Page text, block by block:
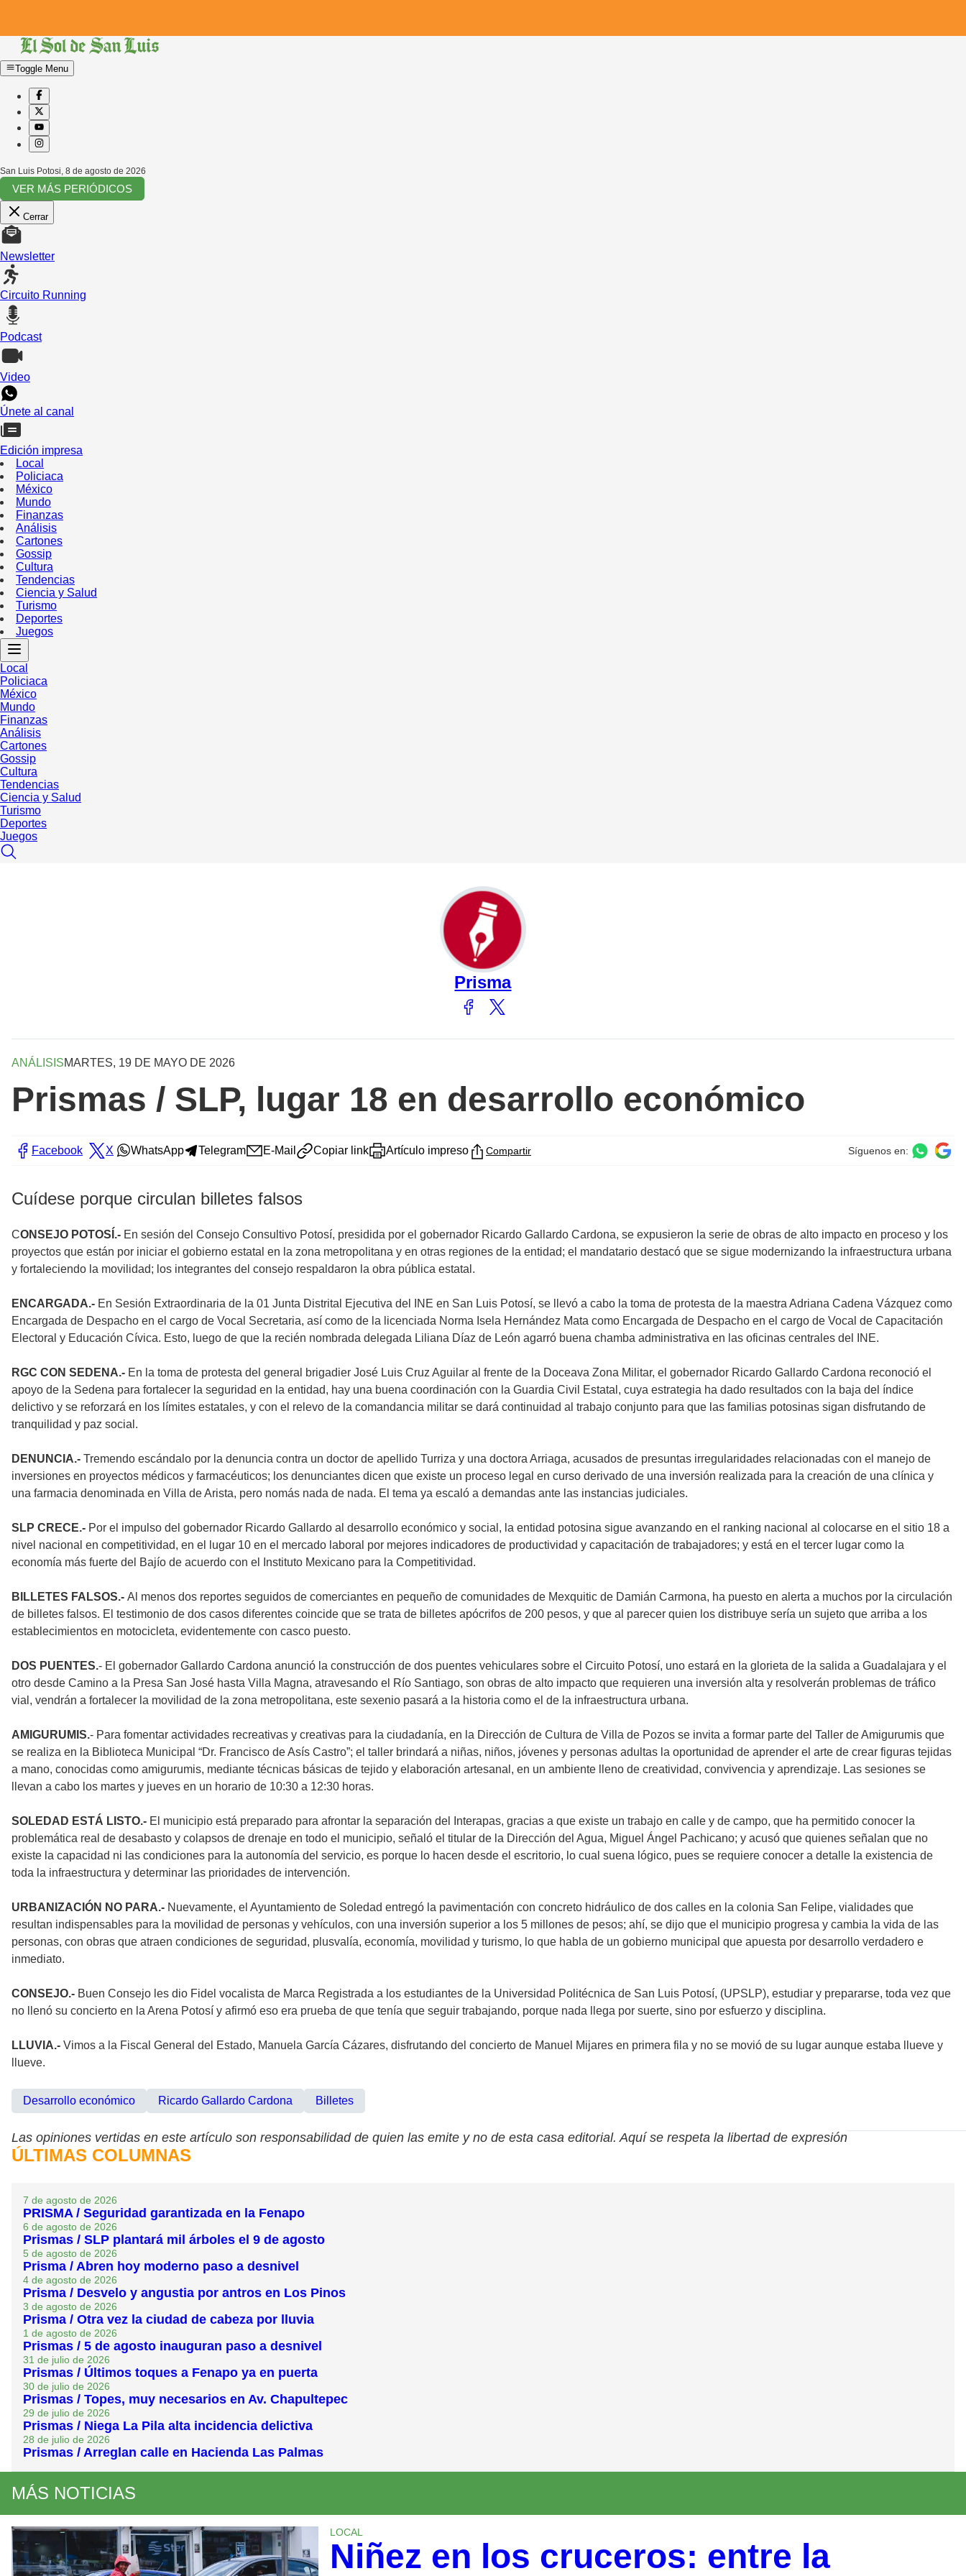
Toggle Menu
San Luis Potosi 8 de agosto de 2026
VER MÁS PERIÓDICOS
Cerrar
Newsletter
Circuito Running
Podcast
Video
Únete al canal
Edición impresa
Local
Policiaca
México
Mundo
Finanzas
Análisis
Cartones
Gossip
Cultura
Tendencias
Ciencia y Salud
Turismo
Deportes
Juegos
Local
Policiaca
México
Mundo
Finanzas
Análisis
Cartones
Gossip
Cultura
Tendencias
Ciencia y Salud
Turismo
Deportes
Juegos
Prisma
ANÁLISISMARTES, 19 DE MAYO DE 2026
Prismas / SLP, lugar 18 en desarrollo económico
Facebook X WhatsApp Telegram E-Mail Copiar link Artículo impreso Compartir Síguenos en:
Cuídese porque circulan billetes falsos
CONSEJO POTOSÍ.- En sesión del Consejo Consultivo Potosí, presidida por el gobernador Ricardo Gallardo Cardona, se expusieron la serie de obras de alto impacto en proceso y los
proyectos que están por iniciar el gobierno estatal en la zona metropolitana y en otras regiones de la entidad; el mandatario destacó que se sigue modernizando la infraestructura urbana
y fortaleciendo la movilidad; los integrantes del consejo respaldaron la obra pública estatal.
ENCARGADA.- En Sesión Extraordinaria de la 01 Junta Distrital Ejecutiva del INE en San Luis Potosí, se llevó a cabo la toma de protesta de la maestra Adriana Cadena Vázquez como
Encargada de Despacho en el cargo de Vocal Secretaria, así como de la licenciada Norma Isela Hernández Mata como Encargada de Despacho en el cargo de Vocal de Capacitación
Electoral y Educación Cívica. Esto, luego de que la recién nombrada delegada Liliana Díaz de León agarró buena chamba administrativa en las oficinas centrales del INE.
RGC CON SEDENA.- En la toma de protesta del general brigadier José Luis Cruz Aguilar al frente de la Doceava Zona Militar, el gobernador Ricardo Gallardo Cardona reconoció el
apoyo de la Sedena para fortalecer la seguridad en la entidad, hay una buena coordinación con la Guardia Civil Estatal, cuya estrategia ha dado resultados con la baja del índice
delictivo y se reforzará en los límites estatales, y con el relevo de la comandancia militar se dará continuidad al trabajo conjunto para que las familias potosinas sigan disfrutando de
tranquilidad y paz social.
DENUNCIA.- Tremendo escándalo por la denuncia contra un doctor de apellido Turriza y una doctora Arriaga, acusados de presuntas irregularidades relacionadas con el manejo de
inversiones en proyectos médicos y farmacéuticos; los denunciantes dicen que existe un proceso legal en curso derivado de una inversión realizada para la creación de una clínica y
una farmacia denominada en Villa de Arista, pero nomás nada de nada. El tema ya escaló a demandas ante las instancias judiciales.
SLP CRECE.- Por el impulso del gobernador Ricardo Gallardo al desarrollo económico y social, la entidad potosina sigue avanzando en el ranking nacional al colocarse en el sitio 18 a
nivel nacional en competitividad, en el lugar 10 en el mercado laboral por mejores indicadores de productividad y capacitación de trabajadores; y está en el tercer lugar como la
economía más fuerte del Bajío de acuerdo con el Instituto Mexicano para la Competitividad.
BILLETES FALSOS.- Al menos dos reportes seguidos de comerciantes en pequeño de comunidades de Mexquitic de Damián Carmona, ha puesto en alerta a muchos por la circulación
de billetes falsos. El testimonio de dos casos diferentes coincide que se trata de billetes apócrifos de 200 pesos, y que al parecer quien los distribuye sería un sujeto que arriba a los
establecimientos en motocicleta, evidentemente con casco puesto.
DOS PUENTES.- El gobernador Gallardo Cardona anunció la construcción de dos puentes vehiculares sobre el Circuito Potosí, uno estará en la glorieta de la salida a Guadalajara y el
otro desde Camino a la Presa San José hasta Villa Magna, atravesando el Río Santiago, son obras de alto impacto que requieren una inversión alta y resolverán problemas de tráfico
vial, vendrán a fortalecer la movilidad de la zona metropolitana, este sexenio pasará a la historia como el de la infraestructura urbana.
AMIGURUMIS.- Para fomentar actividades recreativas y creativas para la ciudadanía, en la Dirección de Cultura de Villa de Pozos se invita a formar parte del Taller de Amigurumis que
se realiza en la Biblioteca Municipal “Dr. Francisco de Asís Castro”; el taller brindará a niñas, niños, jóvenes y personas adultas la oportunidad de aprender el arte de crear figuras tejidas
a mano, conocidas como amigurumis, mediante técnicas básicas de tejido y elaboración artesanal, en un ambiente lleno de creatividad, convivencia y aprendizaje. Las sesiones se
llevan a cabo los martes y jueves en un horario de 10:30 a 12:30 horas.
SOLEDAD ESTÁ LISTO.- El municipio está preparado para afrontar la separación del Interapas, gracias a que existe un trabajo en calle y de campo, que ha permitido conocer la
problemática real de desabasto y colapsos de drenaje en todo el municipio, señaló el titular de la Dirección del Agua, Miguel Ángel Pachicano; y acusó que quienes señalan que no
existe la capacidad ni las condiciones para la autonomía del servicio, es porque lo hacen desde el escritorio, lo cual suena lógico, pues se requiere conocer a detalle la existencia de
toda la infraestructura y determinar las prioridades de intervención.
URBANIZACIÓN NO PARA.- Nuevamente, el Ayuntamiento de Soledad entregó la pavimentación con concreto hidráulico de dos calles en la colonia San Felipe, vialidades que
resultan indispensables para la movilidad de personas y vehículos, con una inversión superior a los 5 millones de pesos; ahí, se dijo que el municipio progresa y cambia la vida de las
personas, con obras que atraen condiciones de seguridad, plusvalía, economía, movilidad y turismo, lo que habla de un gobierno municipal que apuesta por desarrollo verdadero e
inmediato.
CONSEJO.- Buen Consejo les dio Fidel vocalista de Marca Registrada a los estudiantes de la Universidad Politécnica de San Luis Potosí, (UPSLP), estudiar y prepararse, toda vez que
no llenó su concierto en la Arena Potosí y afirmó eso era prueba de que tenía que seguir trabajando, porque nada llega por suerte, sino por esfuerzo y disciplina.
LLUVIA.- Vimos a la Fiscal General del Estado, Manuela García Cázares, disfrutando del concierto de Manuel Mijares en primera fila y no se movió de su lugar aunque estaba llueve y
llueve.
Desarrollo económico Ricardo Gallardo Cardona Billetes
Las opiniones vertidas en este artículo son responsabilidad de quien las emite y no de esta casa editorial. Aquí se respeta la libertad de expresión
ÚLTIMAS COLUMNAS
7 de agosto de 2026
PRISMA / Seguridad garantizada en la Fenapo
6 de agosto de 2026
Prismas / SLP plantará mil árboles el 9 de agosto
5 de agosto de 2026
Prisma / Abren hoy moderno paso a desnivel
4 de agosto de 2026
Prisma / Desvelo y angustia por antros en Los Pinos
3 de agosto de 2026
Prisma / Otra vez la ciudad de cabeza por lluvia
1 de agosto de 2026
Prismas / 5 de agosto inauguran paso a desnivel
31 de julio de 2026
Prismas / Últimos toques a Fenapo ya en puerta
30 de julio de 2026
Prismas / Topes, muy necesarios en Av. Chapultepec
29 de julio de 2026
Prismas / Niega La Pila alta incidencia delictiva
28 de julio de 2026
Prismas / Arreglan calle en Hacienda Las Palmas
MÁS NOTICIAS
LOCAL
Niñez en los cruceros: entre la